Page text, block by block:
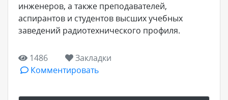
инженеров, а также преподавателей,
аспирантов и студентов высших учебных
заведений радиотехнического профиля.
1486
Закладки
Комментировать